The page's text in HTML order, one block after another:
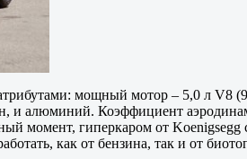
мощный мотор – 5,0 л V8
алюминий. Коэффициент
момент, гиперкаром от
как от бензина, так и от